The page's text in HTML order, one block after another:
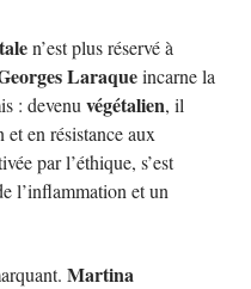
n’est plus réservé à
Laraqueincarne la
: devenu végétalien, il
en résistance aux
par l’éthique, s’est
l’inflammation et un
Martina